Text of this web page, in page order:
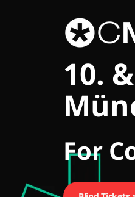
10.
For